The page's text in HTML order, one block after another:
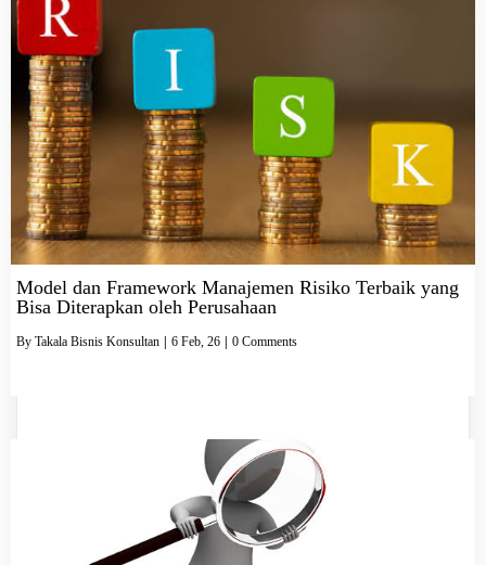
Model dan Framework Manajemen Risiko Terbaik yang
Bisa Diterapkan oleh Perusahaan
By Takala Bisnis Konsultan | 6 Feb, 26 | 0 Comments